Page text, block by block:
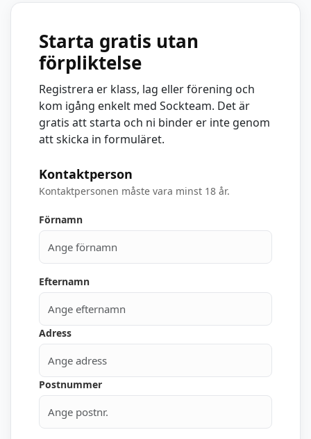
Starta gratis utan
förpliktelse
Registrera er klass, lag eller förening och
kom igång enkelt med Sockteam. Det är
gratis att starta och ni binder er inte genom
att skicka in formuläret.
Kontaktperson
Kontaktpersonen måste vara minst 18 år.
Förnamn
Efternamn
Adress
Postnummer